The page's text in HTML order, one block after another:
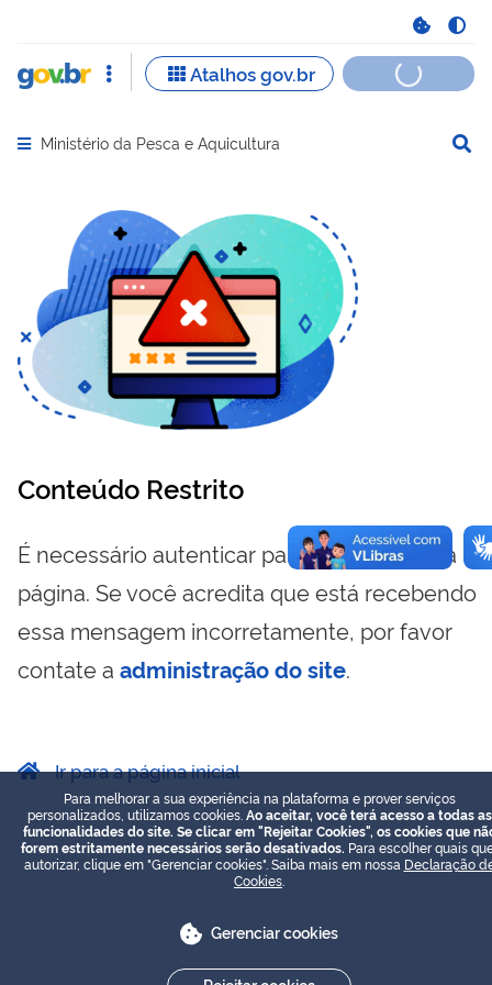
Abrir menu principal de navegação
Ministério da Pesca e Aquicultura
Conteúdo Restrito
É necessário autenticar para visualizar essa
página. Se você acredita que está recebendo
essa mensagem incorretamente, por favor
contate a administração do site.
Ir para a página inicial
Para melhorar a sua experiência na plataforma e prover serviços
personalizados, utilizamos cookies. Ao aceitar, você terá acesso a todas as
funcionalidades do site. Se clicar em "Rejeitar Cookies", os cookies que
forem estritamente necessários serão desativados. Para escolher quais
autorizar, clique em "Gerenciar cookies". Saiba mais em nossa Declaração
Cookies
Gerenciar cookies